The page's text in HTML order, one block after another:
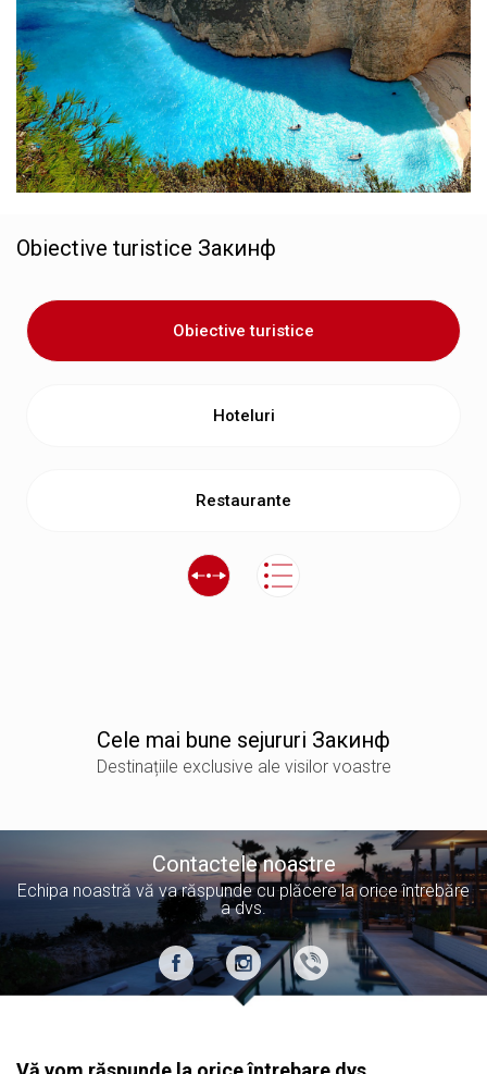
Obiective turistice Закинф
Obiective turistice
Hoteluri
Restaurante
Сele mai bune sejururi Закинф
Destinațiile exclusive ale visilor voastre
Contactele noastre
Echipa noastră vă va răspunde cu plăcere la orice întrebăre
a dvs.